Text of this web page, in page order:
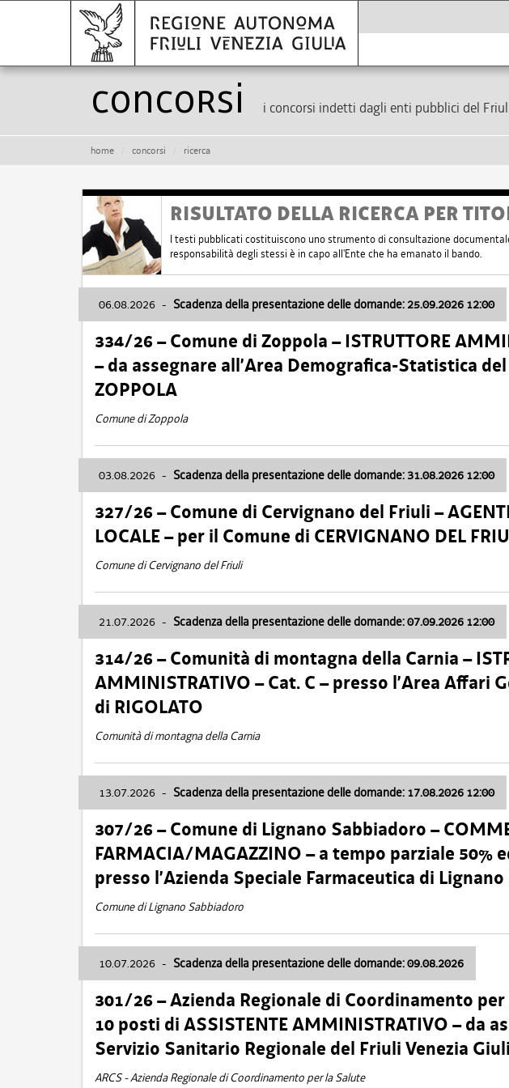
Concorsi i concorsi indetti dagli enti pubblici del
home concorsi ricerca
RISULTATO DELLA RICERCA PER
I testi pubblicati costituiscono uno strumento di consultazione
responsabilità degli stessi è in capo all'Ente che ha emanato il bando.
06.08.2026 - Scadenza della presentazione delle domande: 25.09.2026 12:00
334/26 – Comune di Zoppola – ISTRUTTORE
– da assegnare all’Area Demografica-Statistica
ZOPPOLA
Comune di Zoppola
03.08.2026 - Scadenza della presentazione delle domande: 31.08.2026 12:00
327/26 – Comune di Cervignano del Friuli –
LOCALE – per il Comune di CERVIGNANO DEL
Comune di Cervignano del Friuli
21.07.2026 - Scadenza della presentazione delle domande: 07.09.2026 12:00
314/26 – Comunità di montagna della Carnia –
AMMINISTRATIVO – Cat. C – presso l’Area Affari
di RIGOLATO
Comunità di montagna della Carnia
13.07.2026 - Scadenza della presentazione delle domande: 17.08.2026 12:00
307/26 – Comune di Lignano Sabbiadoro –
FARMACIA/MAGAZZINO – a tempo parziale 50%
presso l’Azienda Speciale Farmaceutica di
Comune di Lignano Sabbiadoro
10.07.2026 - Scadenza della presentazione delle domande: 09.08.2026
301/26 – Azienda Regionale di Coordinamento per
10 posti di ASSISTENTE AMMINISTRATIVO – da
Servizio Sanitario Regionale del Friuli Venezia
ARCS - Azienda Regionale di Coordinamento per la Salute